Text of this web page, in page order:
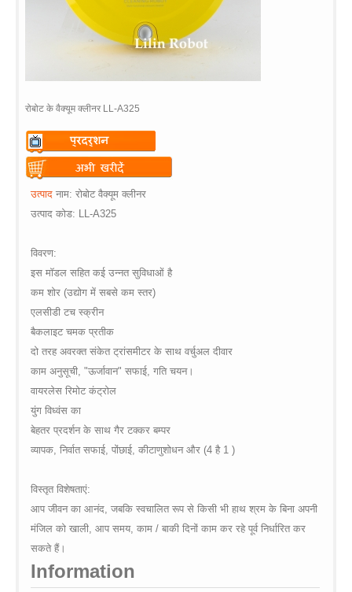
रोबोट के वैक्यूम क्लीनर LL-A325
Warning
: Undefined variable
$vii_demo_video_text in
/web/m.liectroux-
global.com/includes/templates/theme100/templates/
Warning: Undefined variable
$vii_buy_now_text in
global.com/includes/templates/theme100/templates/
on line42
उत्पाद नाम: रोबोट वैक्यूम क्लीनर
उत्पाद कोड: LL-A325
विवरण:
इस मॉडल सहित कई उन्नत सुविधाओं है
कम शोर(उद्योग में सबसे कम स्तर)
एलसीडी टच स्क्रीन
बैकलाइट चमक प्रतीक
दो तरह अवरक्त संकेत ट्रांसमीटर के साथ वर्चुअल दीवार
काम अनुसूची, "ऊर्जावान" सफाई, गति चयन।
वायरलेस रिमोट कंट्रोल
युंग विध्वंस का
बेहतर प्रदर्शन के साथ गैर टक्कर बम्पर
व्यापक, निर्वात सफाई, पोंछाई, कीटाणुशोधन और(4 है1 )
विस्तृत विशेषताएं:
आप जीवन का आनंद, जबकि स्वचालित रूप से किसी भी हाथ श्रम के बिना अपनी
मंजिल को खाली, आप समय, काम/ बाकी दिनों काम कर रहे पूर्व निर्धारित कर
सकते हैं।
Information